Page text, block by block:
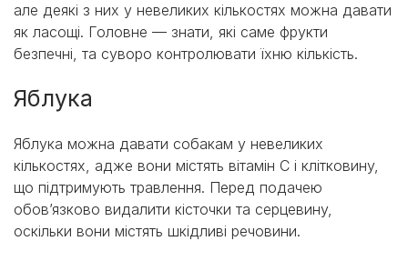
але деякі з них у невеликих кількостях можна давати
як ласощі. Головне — знати, які саме фрукти
безпечні, та суворо контролювати їхню кількість.
Яблука
Яблука можна давати собакам у невеликих
кількостях, адже вони містять вітамін C і клітковину,
що підтримують травлення. Перед подачею
обов’язково видалити кісточки та серцевину,
оскільки вони містять шкідливі речовини.